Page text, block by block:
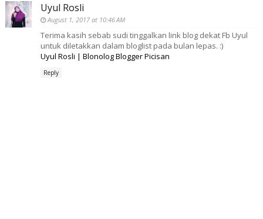
Uyul Rosli
August 1, 2017 at 10:46 AM
Terima kasih sebab sudi tinggalkan link blog dekat Fb Uyul
untuk diletakkan dalam bloglist pada bulan lepas. :)
Uyul Rosli | Blonolog Blogger Picisan
Reply